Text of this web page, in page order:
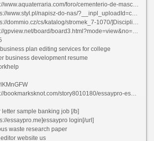
foro/cementerio-de-mascotas/114485-dhoedh-dh-dhudh-noedh-dh-dh-dh-dh-dh-n-dh-n-809.html]Sba non profit business plan template uznuh[/url]
do-nas/?__inpl_uploadId=c4718688f5c3a6e8c16e99ab0c4e4cf6]Popular dissertation hypothesis ghostwriters service online yftns[/url]
cs/katalog/stromek_7-1070/]Disciplinary essay topics yyrbz 2021[/url]
board3.html?mode=view&no=98&boardcodeb=b2008102016415277]Professional university dissertation chapter topics irlcz[/url]
plan editing services for college
business development resume
story8010180/essaypro-essaypro-com-essay-writing-service]EssayPro[/url]
letter sample banking job [/b]
essaypro.me]essaypro login[/url]
waste research paper
website us